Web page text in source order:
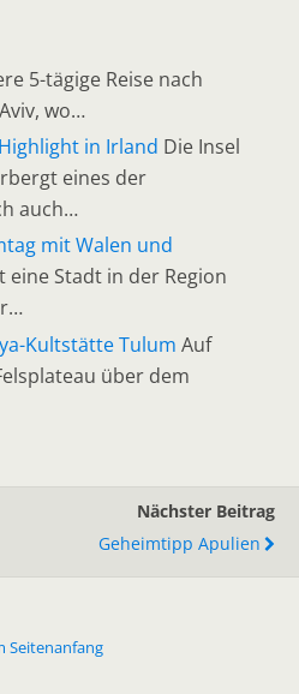
5-tägige Reise nach
wo…
in Irland Die Insel
eines der
auch…
mit Walen und
eine Stadt in der Region
Kultstätte Tulum Auf
über dem
Nächster Beitrag
Geheimtipp Apulien
Seitenanfang